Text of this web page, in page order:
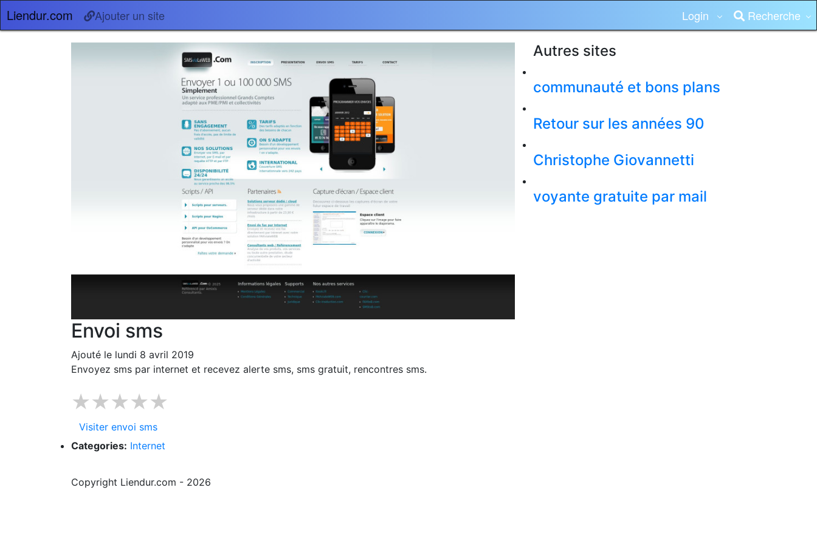
Liendur.com Ajouter un site Login Recherche
Envoi sms
Ajouté le lundi 8 avril 2019
Envoyez sms par internet et recevez alerte sms, sms gratuit, rencontres sms.
★★★★★
Visiter envoi sms
Categories: Internet
Autres sites
communauté et bons plans
Retour sur les années 90
Christophe Giovannetti
voyante gratuite par mail
Copyright Liendur.com - 2026